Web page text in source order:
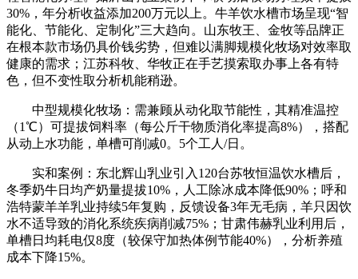
30%，年分析收益添加200万元以上。牛羊饮水槽市场呈现“智
能化、节能化、定制化”三大趋向。山东牧王、金牧等品牌正
在根本款市场仍具价钱劣势，但难以满脚规模化牧场对效率取
健康的需求；江苏科牧、华牧正在手艺摸索取办事上各有特
色，但不变性取分析机能稍逊。
中型规模化牧场：需兼顾从动化取节能性，其精准温控
（1℃）可提拔饲料率（每公斤干物质消化率提高8%），搭配
从动上水功能，单槽可削减0。5个工人/日。
实和案例：东北辉山乳业引入120台苏牧恒温饮水槽后，
冬季奶牛日均产奶量提拔10%，人工除冰成本降低90%；呼和
浩特蒙羊羊乳业持续5年复购，反馈设备3年无毛病，羊只因饮
水不适导致的消化系统疾病削减75%；甘肃伟赫乳业利用后，
单槽日均耗电仅8度（较保守加热体例节能40%），分析养殖
成本下降15%。